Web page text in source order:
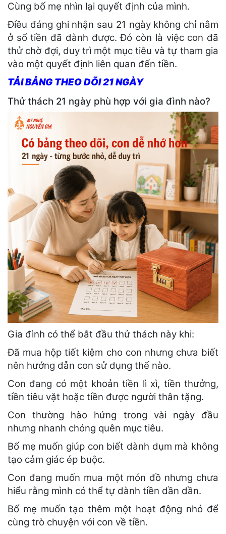
Cùng bố mẹ nhìn lại quyết định của mình.
Điều đáng ghi nhận sau 21 ngày không chỉ nằm
ở số tiền đã dành được. Đó còn là việc con đã
thử chờ đợi, duy trì một mục tiêu và tự tham gia
vào một quyết định liên quan đến tiền.
TẢI BẢNG THEO DÕI 21 NGÀY
Thử thách 21 ngày phù hợp với gia đình nào?
Gia đình có thể bắt đầu thử thách này khi:
Đã mua hộp tiết kiệm cho con nhưng chưa biết
nên hướng dẫn con sử dụng thế nào.
Con đang có một khoản tiền lì xì, tiền thưởng,
tiền tiêu vặt hoặc tiền được người thân tặng.
Con thường hào hứng trong vài ngày đầu
nhưng nhanh chóng quên mục tiêu.
Bố mẹ muốn giúp con biết dành dụm mà không
tạo cảm giác ép buộc.
Con đang muốn mua một món đồ nhưng chưa
hiểu rằng mình có thể tự dành tiền dần dần.
Bố mẹ muốn tạo thêm một hoạt động nhỏ để
cùng trò chuyện với con về tiền.